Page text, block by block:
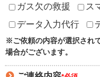
ガス欠の救援
ス
データ入力代行
※ご依頼の内容が選択され
場合がございます。